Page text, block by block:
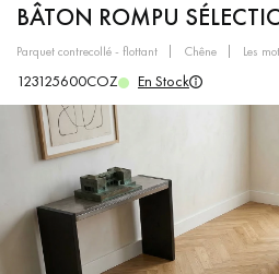
PARQUET MASSIF
SOL PLAQUÉ BOIS VERITABLES
PARQUET EN BOIS EXOTIQUE
PARQUET HUILÉ
BÂTON ROMPU
parquet contrecollé - flottant chêne les
123125600COZ En Stock